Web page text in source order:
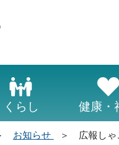
くらし 健康・
お知らせ 広報し